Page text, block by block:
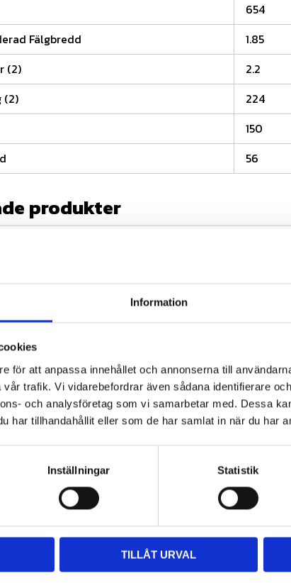
Information
för att anpassa innehållet och annonserna till
trafik. Vi vidarebefordrar även sådana identifierare
och analysföretag som vi samarbetar med. Dessa
har tillhandahållit eller som de har samlat in när du har
Inställningar Statistik
TILLÅT URVAL
654
Fälgbredd
1.85
(2)
2.2
(2)
224
150
56
produkter
få 10%
H
56P TT
i mittspåret
Lägg till i favoriter
Köp minst 4 däck, få 10%
rabatt på däcken!
Duro HF308 150 KM/H
3,50-18 (4PR) 56P TT
motorcyklar och sidovagnar,
punkteringsmotstånd
Lägg till i
Info